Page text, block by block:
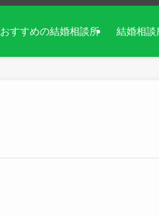
おすすめの結婚相談所 結婚相談